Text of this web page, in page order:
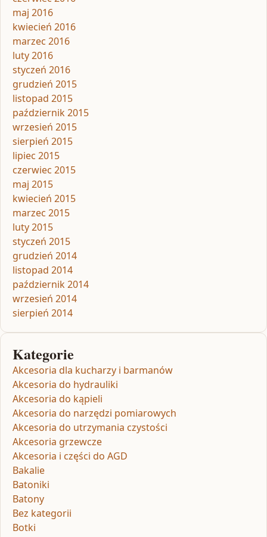
maj 2016
kwiecień 2016
marzec 2016
luty 2016
styczeń 2016
grudzień 2015
listopad 2015
październik 2015
wrzesień 2015
sierpień 2015
lipiec 2015
czerwiec 2015
maj 2015
kwiecień 2015
marzec 2015
luty 2015
styczeń 2015
grudzień 2014
listopad 2014
październik 2014
wrzesień 2014
sierpień 2014
Kategorie
Akcesoria dla kucharzy i barmanów
Akcesoria do hydrauliki
Akcesoria do kąpieli
Akcesoria do narzędzi pomiarowych
Akcesoria do utrzymania czystości
Akcesoria grzewcze
Akcesoria i części do AGD
Bakalie
Batoniki
Batony
Bez kategorii
Botki